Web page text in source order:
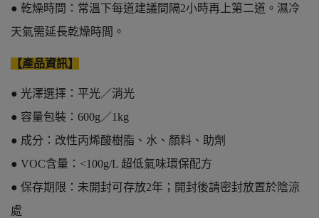
● 乾燥時間：常溫下每道建議間隔2小時再上第二道。濕冷
天氣需延長乾燥時間。
【產品資訊】
● 光澤選擇：平光／消光
● 容量包裝：600g／1kg
● 成分：改性丙烯酸樹脂、水、顏料、助劑
● VOC含量：<100g/L 超低氣味環保配方
● 保存期限：未開封可存放2年；開封後請密封放置於陰涼
處